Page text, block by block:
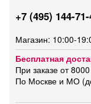
+7 (495) 144-
Магазин: 10:00-
Бесплатная
При заказе от
По Москве и МО